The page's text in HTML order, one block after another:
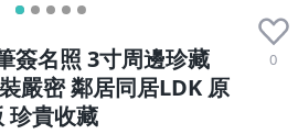
簽名照 3寸周邊珍藏
嚴密 鄰居同居LDK 原
珍貴收藏
0